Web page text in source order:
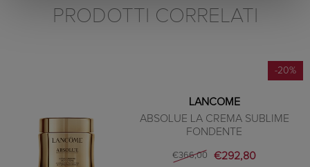
PRODOTTI CORRELATI
-20%
LANCOME
ABSOLUE LA CREMA SUBLIME
FONDENTE
€366,00 €292,80